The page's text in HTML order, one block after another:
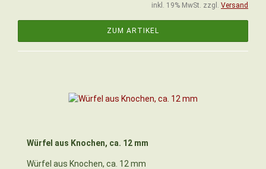
inkl. 19% MwSt. zzgl. Versand
ZUM ARTIKEL
Würfel aus Knochen, ca. 12 mm
Würfel aus Knochen, ca. 12 mm